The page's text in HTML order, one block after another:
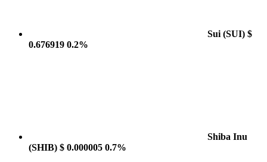
Sui (SUI) $
0.676919 0.2%
Shiba Inu
(SHIB) $ 0.000005 0.7%